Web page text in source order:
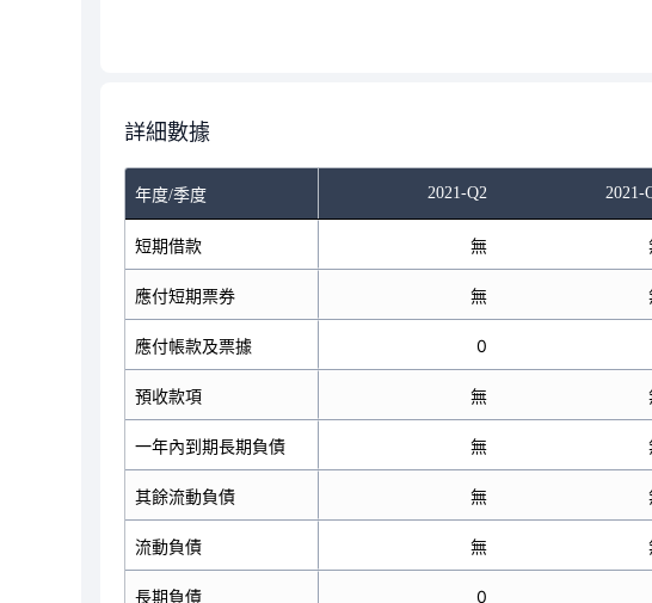
詳細數據
年度/季度 2021-Q2 2021-
短期借款
應付短期票券
應付帳款及票據
預收款項
一年內到期長期負債
其餘流動負債
流動負債
長期負債
無
無
0
無
無
無
無
0